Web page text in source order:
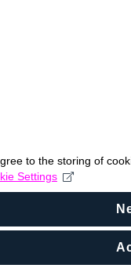
to the storing of
Settings